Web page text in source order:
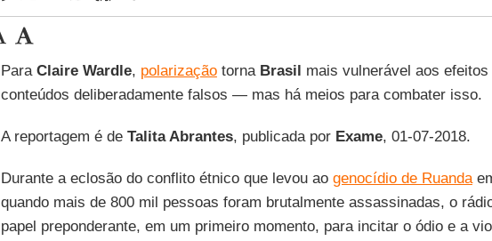
Para Claire Wardle, polarizaçãotorna Brasil mais vulnerável aos efeitos
conteúdos deliberadamente falsos — mas há meios para combater isso.
A reportagem é de Talita Abrantes, publicada por Exame, 01-07-2018.
Durante a eclosão do conflito étnico que levou ao genocídio de Ruanda
quando mais de 800 mil pessoas foram brutalmente assassinadas, o
papel preponderante, em um primeiro momento, para incitar o ódio e a